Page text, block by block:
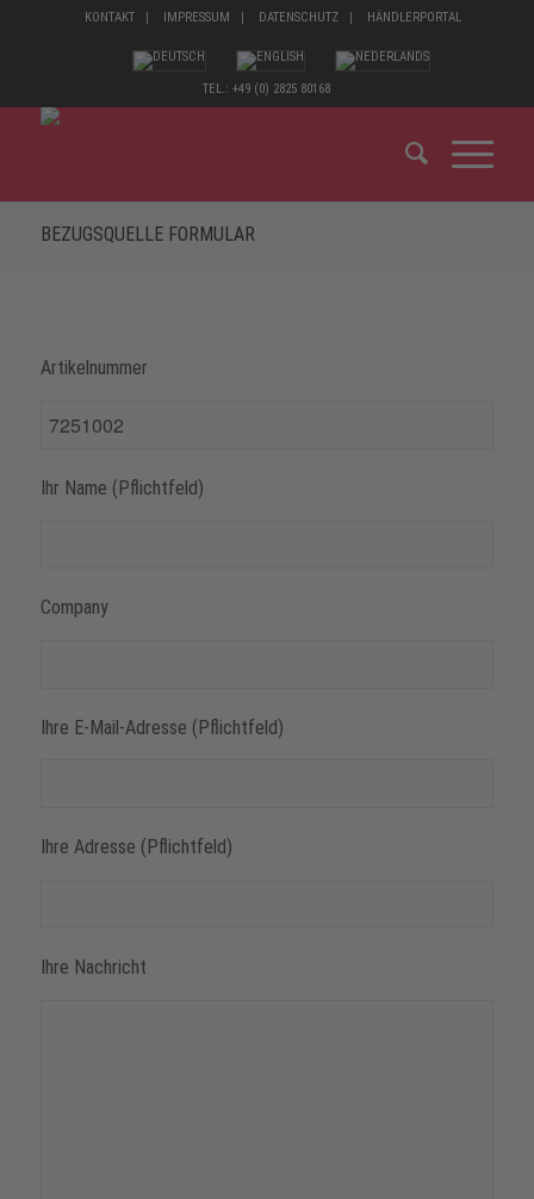
KONTAKT IMPRESSUM DATENSCHUTZ HÄNDLERPORTAL
TEL.: +49 (0) 2825 80168
BEZUGSQUELLE FORMULAR
Artikelnummer
Ihr Name (Pflichtfeld)
Company
Ihre E-Mail-Adresse (Pflichtfeld)
Ihre Adresse (Pflichtfeld)
Ihre Nachricht